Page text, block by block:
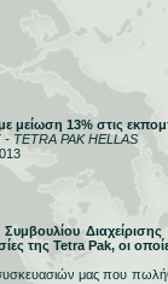
μείωση 13% στις
PAK HELLAS
Συμβουλίου
της Tetra Pak, οι
μας που